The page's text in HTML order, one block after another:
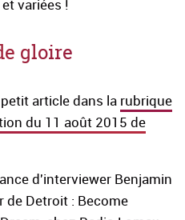
variées !
gloire
article dans la rubrique
du 11 août 2015 de
d'interviewer Benjamin
de Detroit : Become